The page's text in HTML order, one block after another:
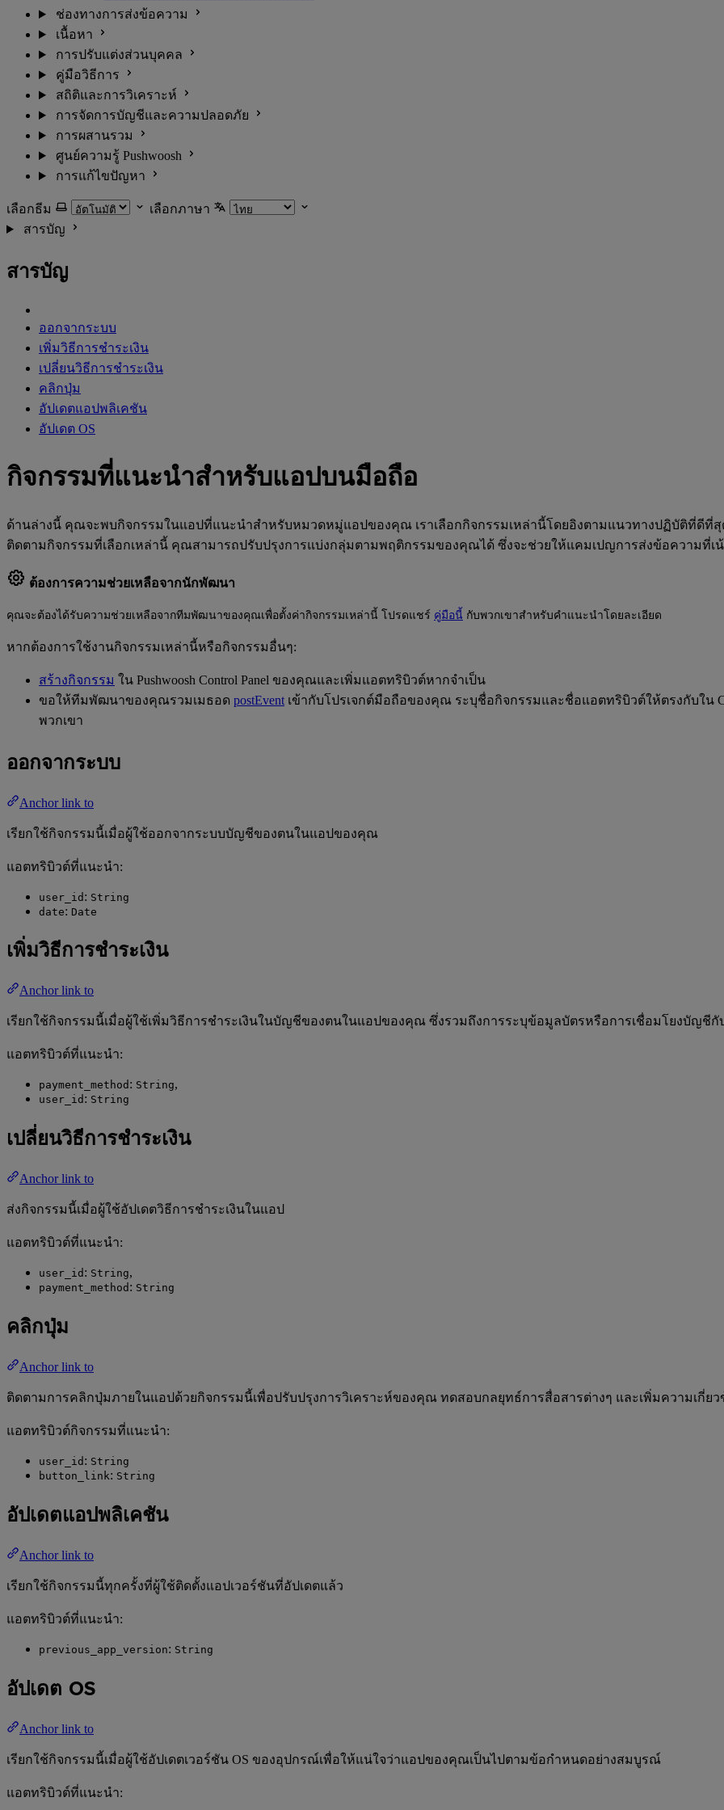
ช่องทางการส่งข้อความ
เนื้อหา
การปรับแต่งส่วนบุคคล
คู่มือวิธีการ
สถิติและการวิเคราะห์
การจัดการบัญชีและความปลอดภัย
การผสานรวม
ศูนย์ความรู้ Pushwoosh
การแก้ไขปัญหา
เลือกธีม
เลือกภาษา
สารบัญ
สารบัญ
ออกจากระบบ
เพิ่มวิธีการชำระเงิน
เปลี่ยนวิธีการชำระเงิน
คลิกปุ่ม
อัปเดตแอปพลิเคชัน
อัปเดต OS
กิจกรรมที่แนะนำสำหรับแอปบนมือถือ
ด้านล่างนี้ คุณจะพบกิจกรรมในแอปที่แนะนำสำหรับหมวดหมู่แอปของคุณ เราเลือกกิจกรรมเหล่านี้โดยอิงตามแนวทางปฏิบัติที่ดีที่
ติดตามกิจกรรมที่เลือกเหล่านี้ คุณสามารถปรับปรุงการแบ่งกลุ่มตามพฤติกรรมของคุณได้ ซึ่งจะช่วยให้แคมเปญการส่งข้อความที่
ต้องการความช่วยเหลือจากนักพัฒนา
คุณจะต้องได้รับความช่วยเหลือจากทีมพัฒนาของคุณเพื่อตั้งค่ากิจกรรมเหล่านี้ โปรดแชร์ คู่มือนี้ กับพวกเขาสำหรับคำแนะนำโดยละเอียด
หากต้องการใช้งานกิจกรรมเหล่านี้หรือกิจกรรมอื่นๆ:
สร้างกิจกรรม ใน Pushwoosh Control Panel ของคุณและเพิ่มแอตทริบิวต์หากจำเป็น
ขอให้ทีมพัฒนาของคุณรวมเมธอด postEvent เข้ากับโปรเจกต์มือถือของคุณ ระบุชื่อกิจกรรมและชื่อแอตทริบิวต์ให้ตรงกับใน
พวกเขา
ออกจากระบบ
Anchor link to
เรียกใช้กิจกรรมนี้เมื่อผู้ใช้ออกจากระบบบัญชีของตนในแอปของคุณ
แอตทริบิวต์ที่แนะนำ:
user_id : String
date: Date
เพิ่มวิธีการชำระเงิน
Anchor link to
เรียกใช้กิจกรรมนี้เมื่อผู้ใช้เพิ่มวิธีการชำระเงินในบัญชีของตนในแอปของคุณ ซึ่งรวมถึงการระบุข้อมูลบัตรหรือการเชื่อมโยงบัญชีกั
แอตทริบิวต์ที่แนะนำ:
payment_method : String,
user_id : String
เปลี่ยนวิธีการชำระเงิน
Anchor link to
ส่งกิจกรรมนี้เมื่อผู้ใช้อัปเดตวิธีการชำระเงินในแอป
แอตทริบิวต์ที่แนะนำ:
user_id : String,
payment_method : String
คลิกปุ่ม
Anchor link to
ติดตามการคลิกปุ่มภายในแอปด้วยกิจกรรมนี้เพื่อปรับปรุงการวิเคราะห์ของคุณ ทดสอบกลยุทธ์การสื่อสารต่างๆ และเพิ่มความเกี่
แอตทริบิวต์กิจกรรมที่แนะนำ:
user_id : String
button_link: String
อัปเดตแอปพลิเคชัน
Anchor link to
เรียกใช้กิจกรรมนี้ทุกครั้งที่ผู้ใช้ติดตั้งแอปเวอร์ชันที่อัปเดตแล้ว
แอตทริบิวต์ที่แนะนำ:
previous_app_version: String
อัปเดต OS
Anchor link to
เรียกใช้กิจกรรมนี้เมื่อผู้ใช้อัปเดตเวอร์ชัน OS ของอุปกรณ์เพื่อให้แน่ใจว่าแอปของคุณเป็นไปตามข้อกำหนดอย่างสมบูรณ์
แอตทริบิวต์ที่แนะนำ: